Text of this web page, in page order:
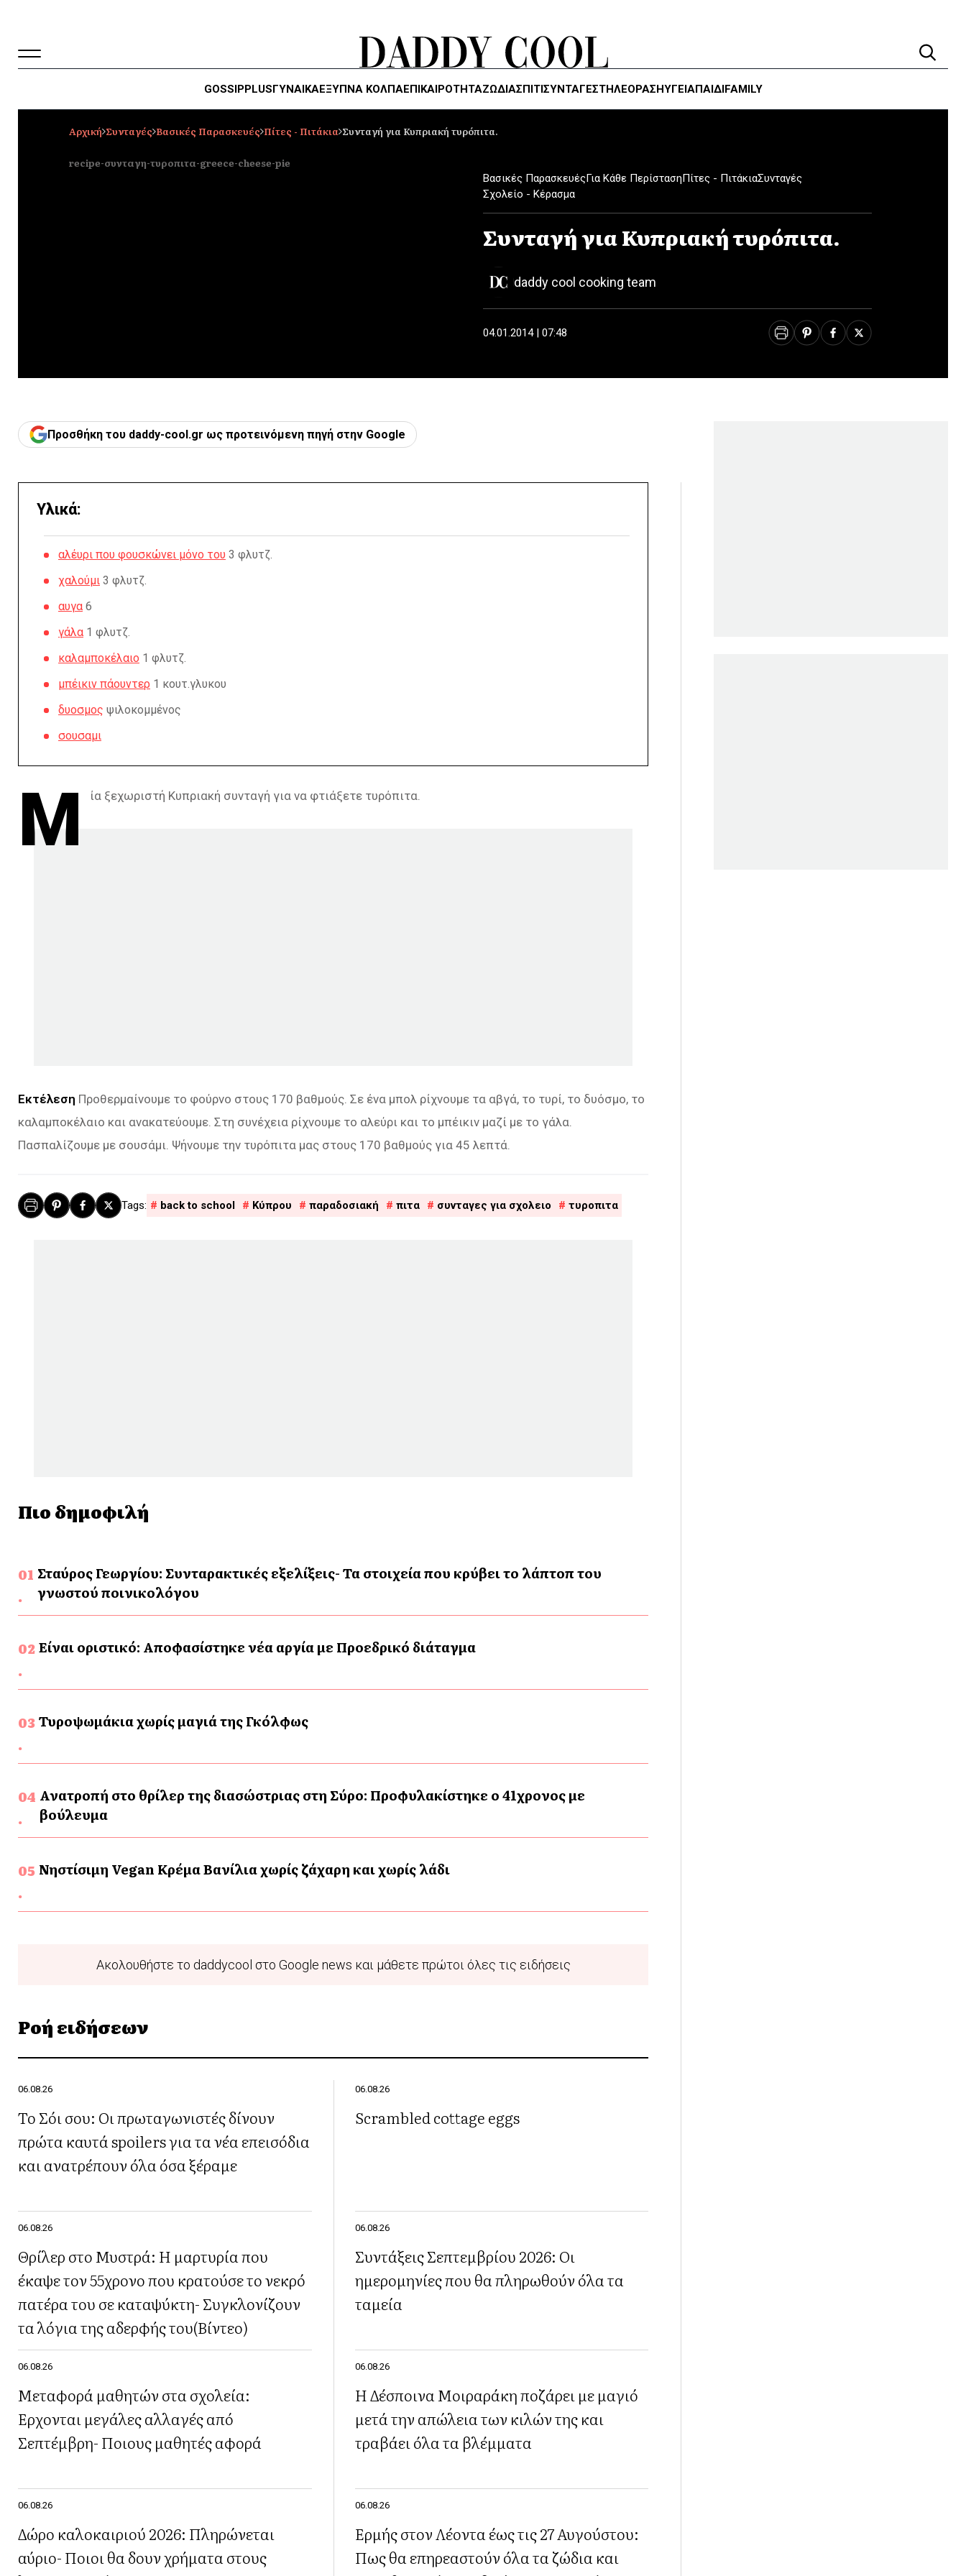
GOSSIPPLUSΓΥΝΑΙΚΑΈΞΥΠΝΑ ΚΌΛΠΑΕΠΙΚΑΙΡΟΤΗΤΑΖΏΔΙΑΣΠΙΤΙΣΥΝΤΑΓΕΣΤΗΛΕΌΡΑΣΗΥΓΕΊΑΠΑΙΔΙFAMILY
Αρχική Συνταγές Βασικές Παρασκευές Πίτες - Πιτάκια Συνταγή για Κυπριακή τυρόπιτα.
recipe-συνταγη-τυροπιτα-greece-cheese-pie
Βασικές ΠαρασκευέςΓια Κάθε ΠερίστασηΠίτες - ΠιτάκιαΣυνταγές
Σχολείο - Κέρασμα
Συνταγή για Κυπριακή τυρόπιτα.
daddy cool cooking team
04.01.2014 | 07:48
Προσθήκη του daddy-cool.gr ως προτεινόμενη πηγή στην Google
Υλικά:
αλέυρι που φουσκώνει μόνο του 3 φλυτζ.
χαλούμι 3 φλυτζ.
αυγα 6
γάλα 1 φλυτζ.
καλαμποκέλαιο 1 φλυτζ.
μπέικιν πάουντερ 1 κουτ.γλυκου
δυοσμος ψιλοκομμένος
σουσαμι
Μ ία ξεχωριστή Κυπριακή συνταγή για να φτιάξετε τυρόπιτα.
Εκτέλεση Προθερμαίνουμε το φούρνο στους 170 βαθμούς. Σε ένα μπολ ρίχνουμε τα αβγά, το τυρί, το δυόσμο, το
καλαμποκέλαιο και ανακατεύουμε. Στη συνέχεια ρίχνουμε το αλεύρι και το μπέικιν μαζί με το γάλα.
Πασπαλίζουμε με σουσάμι. Ψήνουμε την τυρόπιτα μας στους 170 βαθμούς για 45 λεπτά.
back to school Κύπρου παραδοσιακή πιτα συνταγες για σχολειο τυροπιτα
Πιο δημοφιλή
Σταύρος Γεωργίου: Συνταρακτικές εξελίξεις- Τα στοιχεία που κρύβει το λάπτοπ του
γνωστού ποινικολόγου
Είναι οριστικό: Αποφασίστηκε νέα αργία με Προεδρικό διάταγμα
Τυροψωμάκια χωρίς μαγιά της Γκόλφως
Ανατροπή στο θρίλερ της διασώστριας στη Σύρο: Προφυλακίστηκε ο 41χρονος με
βούλευμα
Νηστίσιμη Vegan Κρέμα Βανίλια χωρίς ζάχαρη και χωρίς λάδι
Ακολουθήστε το daddycool στο Google news και μάθετε πρώτοι όλες τις ειδήσεις
Ροή ειδήσεων
06.08.26
Το Σόι σου: Οι πρωταγωνιστές δίνουν
πρώτα καυτά spoilers για τα νέα επεισόδια
και ανατρέπουν όλα όσα ξέραμε
06.08.26
Scrambled cottage eggs
06.08.26
Θρίλερ στο Μυστρά: Η μαρτυρία που
έκαψε τον 55χρονο που κρατούσε το νεκρό
πατέρα του σε καταψύκτη- Συγκλονίζουν
τα λόγια της αδερφής του(Βίντεο)
06.08.26
Συντάξεις Σεπτεμβρίου 2026: Οι
ημερομηνίες που θα πληρωθούν όλα τα
ταμεία
06.08.26
Μεταφορά μαθητών στα σχολεία:
Έρχονται μεγάλες αλλαγές από
Σεπτέμβρη- Ποιους μαθητές αφορά
06.08.26
Η Δέσποινα Μοιραράκη ποζάρει με μαγιό
μετά την απώλεια των κιλών της και
τραβάει όλα τα βλέμματα
06.08.26
Δώρο καλοκαιριού 2026: Πληρώνεται
αύριο- Ποιοι θα δουν χρήματα στους
06.08.26
Ερμής στον Λέοντα έως τις 27 Αυγούστου:
Πως θα επηρεαστούν όλα τα ζώδια και